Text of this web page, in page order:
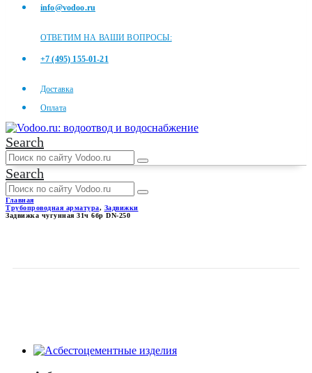
info@vodoo.ru
ОТВЕТИМ НА ВАШИ ВОПРОСЫ:
+7 (495) 155-01-21
Доставка
Оплата
Search
Search
Главная
Трубопроводная арматура, Задвижки
Задвижка чугунная 31ч 6бр DN-250